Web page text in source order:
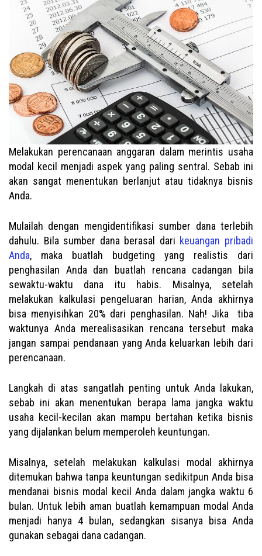
Melakukan perencanaan anggaran dalam merintis usaha
modal kecil menjadi aspek yang paling sentral. Sebab ini
akan sangat menentukan berlanjut atau tidaknya bisnis
Anda.
Mulailah dengan mengidentifikasi sumber dana terlebih
dahulu. Bila sumber dana berasal dari keuangan pribadi
Anda, maka buatlah budgeting yang realistis dari
penghasilan Anda dan buatlah rencana cadangan bila
sewaktu-waktu dana itu habis. Misalnya, setelah
melakukan kalkulasi pengeluaran harian, Anda akhirnya
bisa menyisihkan 20% dari penghasilan. Nah! Jika tiba
waktunya Anda merealisasikan rencana tersebut maka
jangan sampai pendanaan yang Anda keluarkan lebih dari
perencanaan.
Langkah di atas sangatlah penting untuk Anda lakukan,
sebab ini akan menentukan berapa lama jangka waktu
usaha kecil-kecilan akan mampu bertahan ketika bisnis
yang dijalankan belum memperoleh keuntungan.
Misalnya, setelah melakukan kalkulasi modal akhirnya
ditemukan bahwa tanpa keuntungan sedikitpun Anda bisa
mendanai bisnis modal kecil Anda dalam jangka waktu 6
bulan. Untuk lebih aman buatlah kemampuan modal Anda
menjadi hanya 4 bulan, sedangkan sisanya bisa Anda
gunakan sebagai dana cadangan.